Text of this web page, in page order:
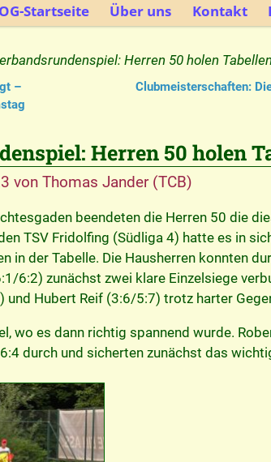
Startseite Über uns Kontakt
Herren 50 holen
–
Clubmeisterschaften:
Herren 50 holen
von Thomas Jander (TCB)
beendeten die Herren 50 die
TSV Fridolfing (Südliga 4) hatte es in
in der Tabelle. Die Hausherren konnten
6:2) zunächst zwei klare Einzelsiege
Hubert Reif (3:6/5:7) trotz harter
wo es dann richtig spannend wurde.
durch und sicherten zunächst das